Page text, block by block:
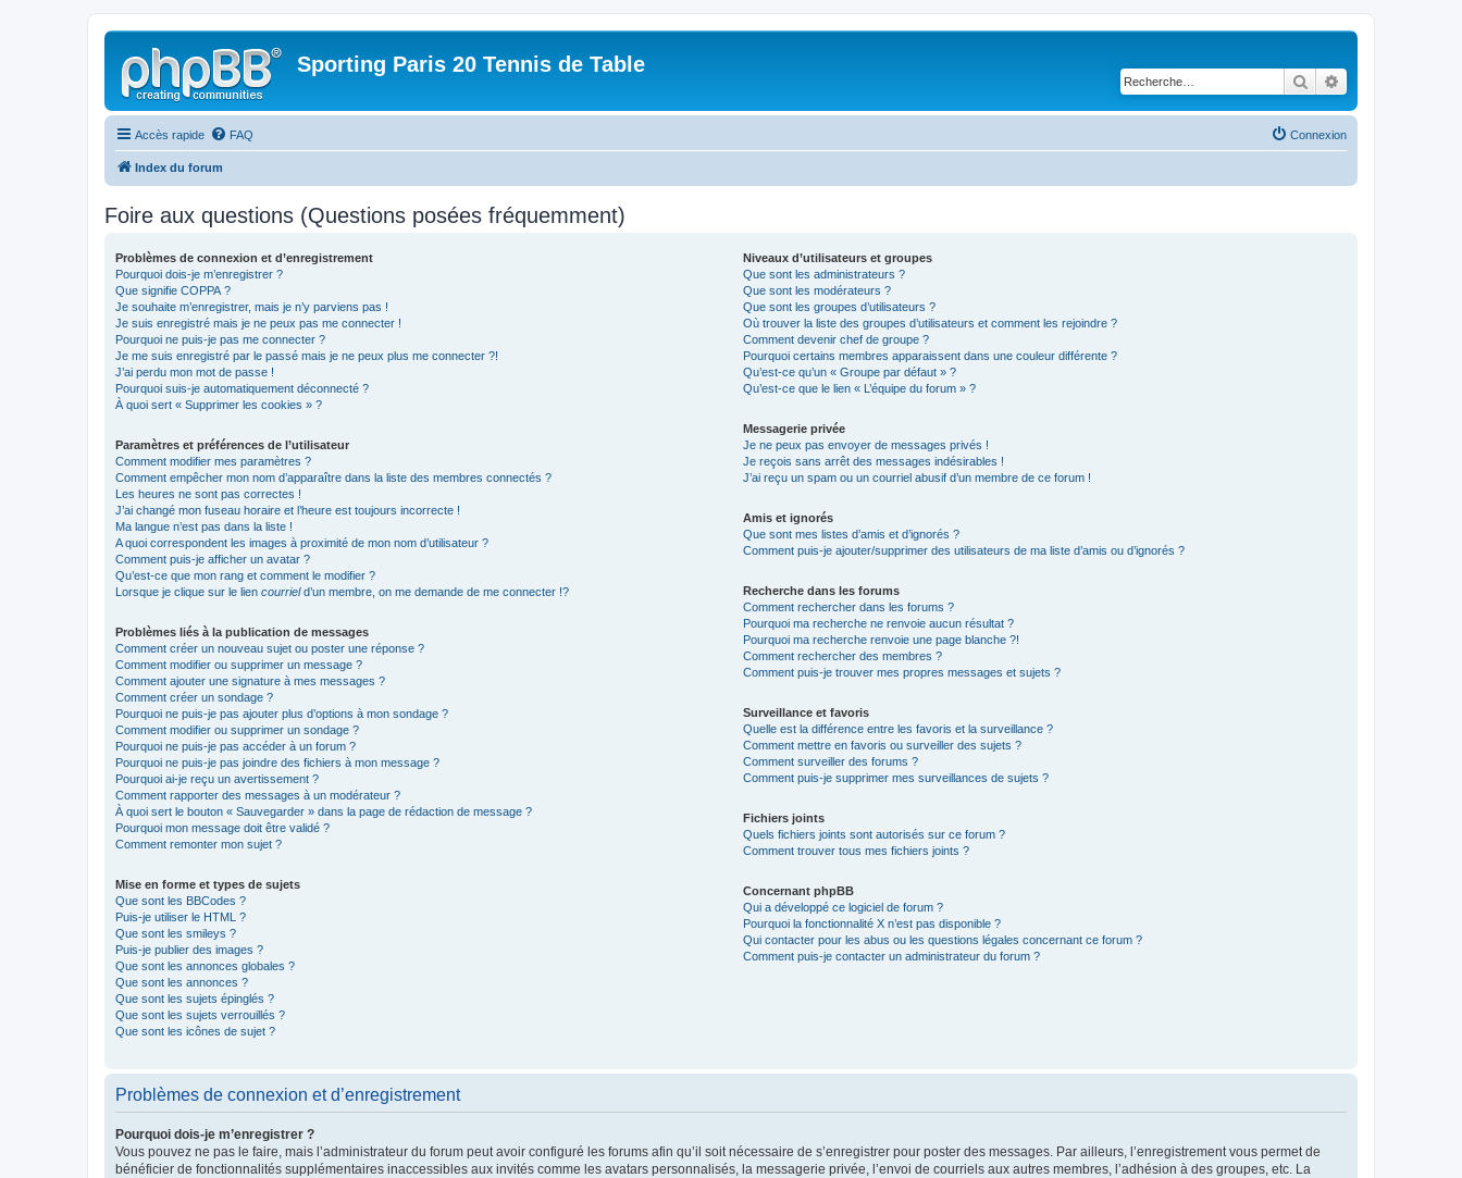
Sporting Paris 20 Tennis de Table
Rechercher
Accès rapide FAQ Connexion
Index du forum
Foire aux questions (Questions posées fréquemment)
Problèmes de connexion et d’enregistrement
Pourquoi dois-je m’enregistrer ?
Que signifie COPPA ?
Je souhaite m’enregistrer, mais je n’y parviens pas !
Je suis enregistré mais je ne peux pas me connecter !
Pourquoi ne puis-je pas me connecter ?
Je me suis enregistré par le passé mais je ne peux plus me connecter ?!
J’ai perdu mon mot de passe !
Pourquoi suis-je automatiquement déconnecté ?
À quoi sert « Supprimer les cookies » ?
Paramètres et préférences de l’utilisateur
Comment modifier mes paramètres ?
Comment empêcher mon nom d’apparaître dans la liste des membres connectés ?
Les heures ne sont pas correctes !
J’ai changé mon fuseau horaire et l’heure est toujours incorrecte !
Ma langue n’est pas dans la liste !
A quoi correspondent les images à proximité de mon nom d’utilisateur ?
Comment puis-je afficher un avatar ?
Qu’est-ce que mon rang et comment le modifier ?
Lorsque je clique sur le lien courrield’un membre, on me demande de me connecter !?
Problèmes liés à la publication de messages
Comment créer un nouveau sujet ou poster une réponse ?
Comment modifier ou supprimer un message ?
Comment ajouter une signature à mes messages ?
Comment créer un sondage ?
Pourquoi ne puis-je pas ajouter plus d’options à mon sondage ?
Comment modifier ou supprimer un sondage ?
Pourquoi ne puis-je pas accéder à un forum ?
Pourquoi ne puis-je pas joindre des fichiers à mon message ?
Pourquoi ai-je reçu un avertissement ?
Comment rapporter des messages à un modérateur ?
À quoi sert le bouton « Sauvegarder » dans la page de rédaction de message ?
Pourquoi mon message doit être validé ?
Comment remonter mon sujet ?
Mise en forme et types de sujets
Que sont les BBCodes ?
Puis-je utiliser le HTML ?
Que sont les smileys ?
Puis-je publier des images ?
Que sont les annonces globales ?
Que sont les annonces ?
Que sont les sujets épinglés ?
Que sont les sujets verrouillés ?
Que sont les icônes de sujet ?
Niveaux d’utilisateurs et groupes
Que sont les administrateurs ?
Que sont les modérateurs ?
Que sont les groupes d’utilisateurs ?
Où trouver la liste des groupes d’utilisateurs et comment les rejoindre ?
Comment devenir chef de groupe ?
Pourquoi certains membres apparaissent dans une couleur différente ?
Qu’est-ce qu’un « Groupe par défaut » ?
Qu’est-ce que le lien « L’équipe du forum » ?
Messagerie privée
Je ne peux pas envoyer de messages privés !
Je reçois sans arrêt des messages indésirables !
J’ai reçu un spam ou un courriel abusif d’un membre de ce forum !
Amis et ignorés
Que sont mes listes d’amis et d’ignorés ?
Comment puis-je ajouter/supprimer des utilisateurs de ma liste d’amis ou d’ignorés ?
Recherche dans les forums
Comment rechercher dans les forums ?
Pourquoi ma recherche ne renvoie aucun résultat ?
Pourquoi ma recherche renvoie une page blanche ?!
Comment rechercher des membres ?
Comment puis-je trouver mes propres messages et sujets ?
Surveillance et favoris
Quelle est la différence entre les favoris et la surveillance ?
Comment mettre en favoris ou surveiller des sujets ?
Comment surveiller des forums ?
Comment puis-je supprimer mes surveillances de sujets ?
Fichiers joints
Quels fichiers joints sont autorisés sur ce forum ?
Comment trouver tous mes fichiers joints ?
Concernant phpBB
Qui a développé ce logiciel de forum ?
Pourquoi la fonctionnalité X n’est pas disponible ?
Qui contacter pour les abus ou les questions légales concernant ce forum ?
Comment puis-je contacter un administrateur du forum ?
Problèmes de connexion et d’enregistrement
Pourquoi dois-je m’enregistrer ?
Vous pouvez ne pas le faire, mais l’administrateur du forum peut avoir configuré les forums afin qu’il soit nécessaire de s’enregistrer pour poster des messages. Par ailleurs, l’enregistrement vous permet de
bénéficier de fonctionnalités supplémentaires inaccessibles aux invités comme les avatars personnalisés, la messagerie privée, l’envoi de courriels aux autres membres, l’adhésion à des groupes, etc. La